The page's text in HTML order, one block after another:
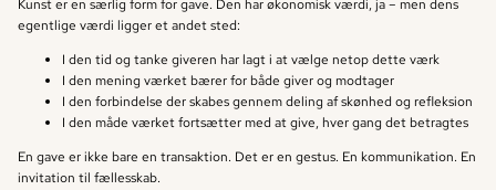
Kunst er en særlig form for gave. Den har økonomisk værdi, ja – men dens
egentlige værdi ligger et andet sted:
I den tid og tanke giveren har lagt i at vælge netop dette værk
I den mening værket bærer for både giver og modtager
I den forbindelse der skabes gennem deling af skønhed og refleksion
I den måde værket fortsætter med at give, hver gang det betragtes
En gave er ikke bare en transaktion. Det er en gestus. En kommunikation. En
invitation til fællesskab.